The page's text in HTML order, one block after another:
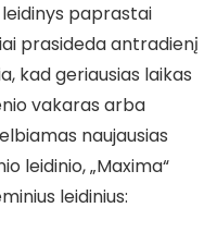
leidinys paprastai
prasideda antradienį
kad geriausias laikas
vakaras arba
naujausias
leidinio, „Maxima“
leidinius: